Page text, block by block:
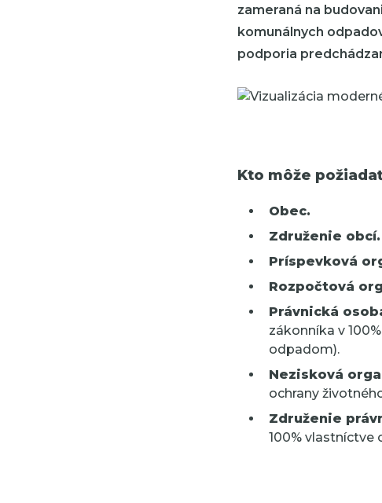
zameraná na
komunálnych
podporia
Kto môže
Obec.
Združenie obcí.
Príspevková
Rozpočtová
Právnická
zákonníka v
odpadom).
Nezisková
ochrany
Združenie
100% vlastníctve